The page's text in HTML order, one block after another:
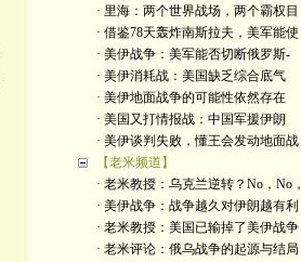
· 里海：两个世界战场，两个霸权目
· 借鉴78天轰炸南斯拉夫，美军能使
· 美伊战争：美军能否切断俄罗斯-
· 美伊消耗战：美国缺乏综合底气
· 美伊地面战争的可能性依然存在
· 美国又打情报战：中国军援伊朗
· 美伊谈判失败，懂王会发动地面战
【老米频道】
· 老米教授：乌克兰逆转？No，No，
· 美伊战争：战争越久对伊朗越有利
· 老米教授：美国已输掉了美伊战争
· 老米评论：俄乌战争的起源与结局